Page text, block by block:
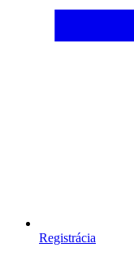
Registrácia